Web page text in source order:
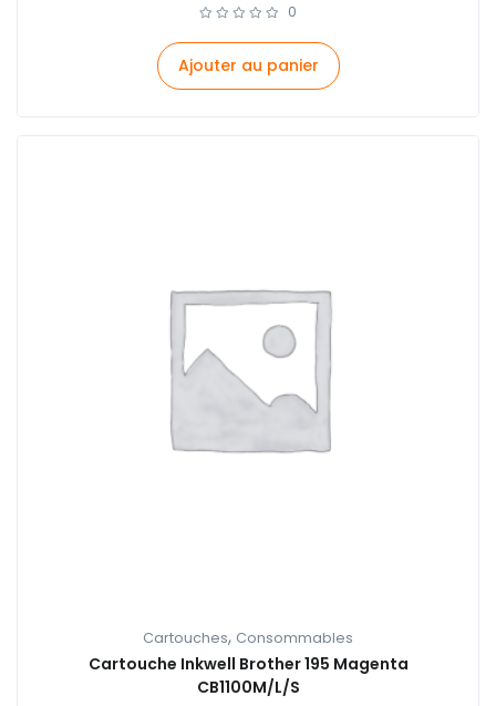
0
Ajouter au panier
Cartouches, Consommables
Cartouche Inkwell Brother 195 Magenta
CB1100M/L/S